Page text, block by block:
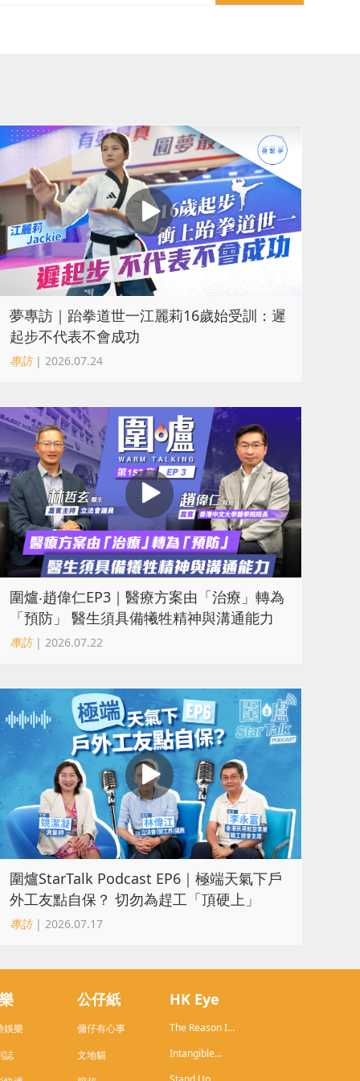
夢專訪｜跆拳道世一江麗莉16歲始受訓：遲
起步不代表不會成功
專訪| 2026.07.24
圍爐‧趙偉仁EP3｜醫療方案由「治療」轉為
「預防」 醫生須具備犧牲精神與溝通能力
專訪| 2026.07.22
圍爐StarTalk Podcast EP6｜極端天氣下戶
外工友點自保？ 切勿為趕工「頂硬上」
專訪| 2026.07.17
娛樂
誌
公仔紙
傭仔有心事
文地貓
HK Eye
The Reason I
Intangible